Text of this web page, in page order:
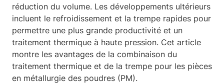
réduction du volume. Les développements ultérieurs
incluent le refroidissement et la trempe rapides pour
permettre une plus grande productivité et un
traitement thermique à haute pression. Cet article
montre les avantages de la combinaison du
traitement thermique et de la trempe pour les pièces
en métallurgie des poudres (PM).